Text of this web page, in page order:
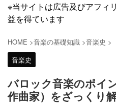
※当サイトは広告及びアフィ
益を得ています
HOME >音楽の基礎知識 >音楽史 >
音楽史
バロック音楽のポイ
作曲家）をざっくり